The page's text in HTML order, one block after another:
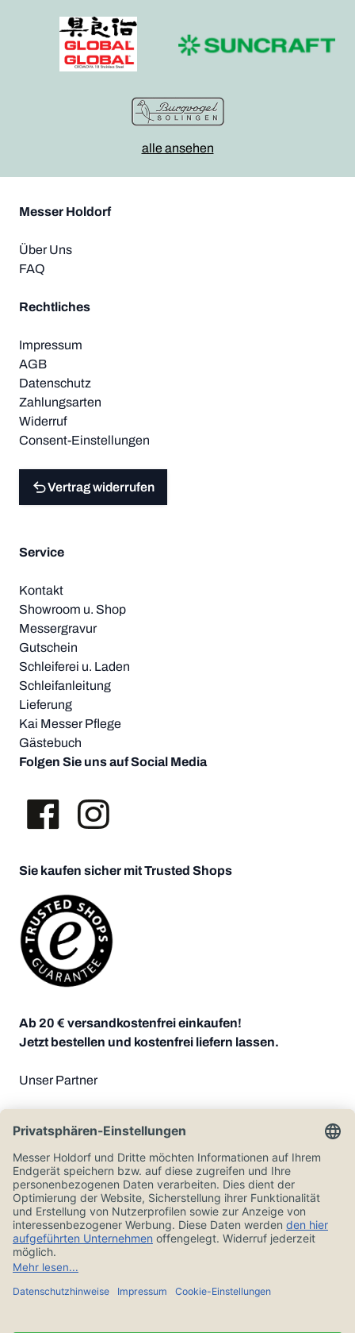
alle ansehen
Messer Holdorf
Über Uns
FAQ
Rechtliches
Impressum
AGB
Datenschutz
Zahlungsarten
Widerruf
Consent-Einstellungen
Vertrag widerrufen
Service
Kontakt
Showroom u. Shop
Messergravur
Gutschein
Schleiferei u. Laden
Schleifanleitung
Lieferung
Kai Messer Pflege
Gästebuch
Folgen Sie uns auf Social Media
Sie kaufen sicher mit Trusted Shops
Ab 20 € versandkostenfrei einkaufen!
Jetzt bestellen und kostenfrei liefern lassen.
Unser Partner
Zahlungsoptionen